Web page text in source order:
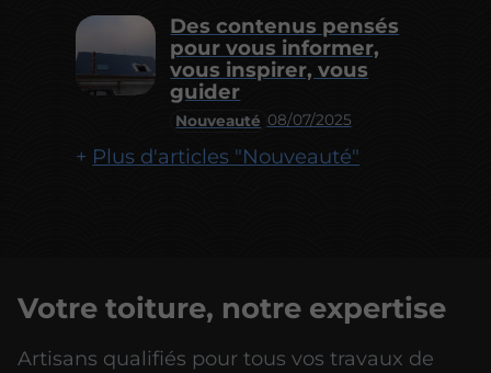
Nouveauté 08/07/2025
Des contenus pensés
pour vous informer,
vous inspirer, vous
guider
Plus d'articles "Nouveauté"
Votre toiture, notre expertise
Artisans qualifiés pour tous vos travaux de